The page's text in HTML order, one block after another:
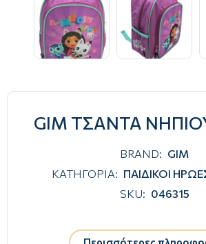
GIM ΤΣΑΝΤΑ
BRAND: GIM
ΚΑΤΗΓΟΡΙΑ: ΠΑΙΔΙΚΟΙ
SKU: 046315